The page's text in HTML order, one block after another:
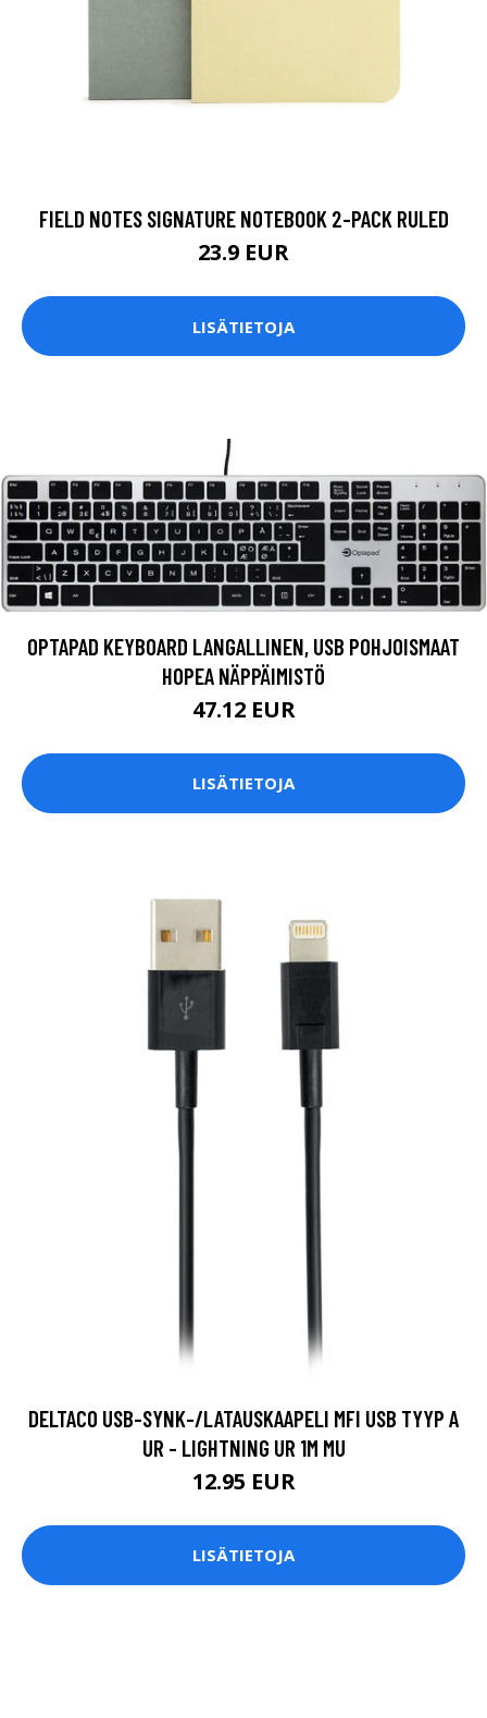
FIELD NOTES SIGNATURE NOTEBOOK 2-PACK RULED
23.9 EUR
LISÄTIETOJA
OPTAPAD KEYBOARD LANGALLINEN, USB POHJOISMAAT
HOPEA NÄPPÄIMISTÖ
47.12 EUR
LISÄTIETOJA
DELTACO USB-SYNK-/LATAUSKAAPELI MFI USB TYYP A
UR - LIGHTNING UR 1M MU
12.95 EUR
LISÄTIETOJA